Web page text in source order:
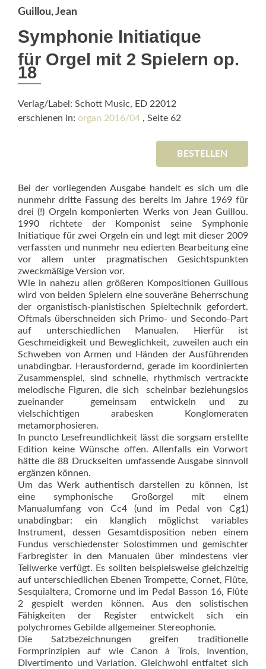
Guillou, Jean
Symphonie Initiatique
für Orgel mit 2 Spielern op.
18
Verlag/Label: Schott Music, ED 22012
erschienen in: organ 2016/04 , Seite 62
BESTELLEN
Bei der vorliegenden Ausgabe handelt es sich um die
nunmehr dritte Fassung des bereits im Jahre 1969 für
drei (!) Orgeln komponierten Werks von Jean Guillou.
1990 richtete der Komponist seine Symphonie
Initiatique für zwei Orgeln ein und legt mit dieser 2009
verfassten und nunmehr neu edierten Bearbeitung eine
vor allem unter pragmatischen Gesichtspunkten
zweckmäßige Version vor.
Wie in nahezu allen größeren Kompositionen Guillous
wird von beiden Spielern eine souveräne Beherrschung
der or­ganistisch-pianis­tischen Spieltechnik gefordert.
Oftmals überschneiden sich Primo- und Secondo-Part
auf unterschiedlichen Manualen. Hierfür ist
Geschmeidigkeit und Beweglichkeit, zuweilen auch ein
Schweben von Armen und Händen der Ausführenden
unabdingbar. Herausfordernd, gerade im koordinierten
Zusammenspiel, sind schnelle, rhythmisch vertrackte
melodische Figuren, die sich  scheinbar beziehungslos
zueinander  gemeinsam entwickeln und zu
vielschichtigen arabesken Konglomeraten
metamorphosieren.
In puncto Lesefreundlichkeit lässt die sorgsam erstellte
Edition keine Wünsche offen. Allenfalls ein Vorwort
hätte die 88 Druckseiten umfassende Ausgabe sinnvoll
ergänzen können.
Um das Werk authentisch darstellen zu können, ist
eine symphonische Großorgel mit einem
Manualumfang von Cc4 (und im Pedal von Cg1)
unabdingbar: ein klanglich möglichst variables
Instrument, dessen Gesamtdisposition ne­ben einem
Fundus verschiedens­ter Solostimmen und gemischter
Farbregister in den Manualen über mindestens vier
Teilwerke verfügt. Es sollten beispielsweise gleichzeitig
auf unterschiedlichen Ebenen Trompette, Cornet, Flûte,
Sesquialtera, Cromorne und im Pedal Basson 16, Flûte
2 gespielt werden können. Aus den solistischen
Fähigkeiten der Register entwickelt sich ein
polychromes Gebilde allgemeiner Stereophonie.
Die Satzbezeichnungen greifen traditionelle
Formprinzipien auf wie Canon à Trois, Invention,
Divertimento und Variation. Gleichwohl entfaltet sich